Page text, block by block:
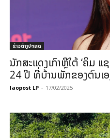
ຂ່າວຕ່າງປະເທດ
ນັກສະແດງເກົາຫຼີໃຕ້ ‘ຄິມ ແ
24 ປີ ທີ່ບ້ານພັກຂອງຕົນເອ
laopost LP - 17/02/2025